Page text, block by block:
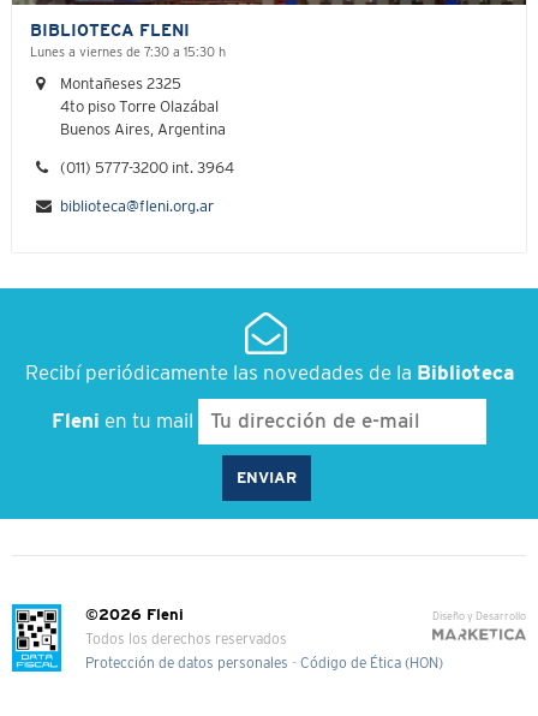
BIBLIOTECA FLENI
Lunes a viernes de 7:30 a 15:30 h
Montañeses 2325
4to piso Torre Olazábal
Buenos Aires, Argentina
(011) 5777-3200 int. 3964
biblioteca@fleni.org.ar
Recibí periódicamente las novedades de la Biblioteca
Fleni en tu mail
Diseño y Desarrollo
©2026 Fleni
Todos los derechos reservados
Protección de datos personales - Código de Ética (HON)